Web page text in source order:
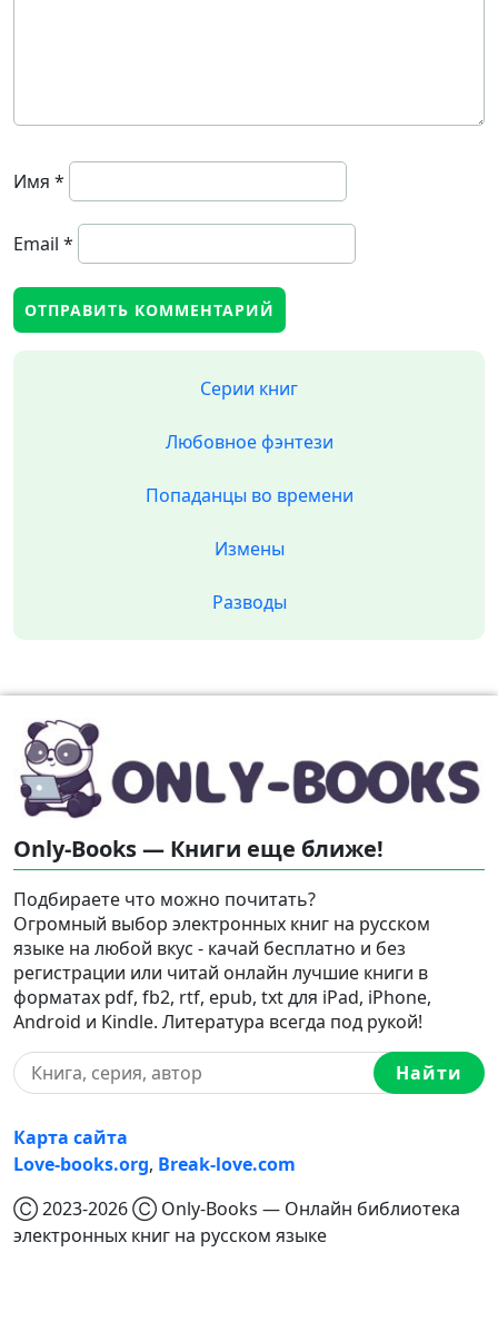
Имя *
Email *
Серии книг
Любовное фэнтези
Попаданцы во времени
Измены
Разводы
Only-Books — Книги еще ближе!
Подбираете что можно почитать?
Огромный выбор электронных книг на русском
языке на любой вкус - качай бесплатно и без
регистрации или читай онлайн лучшие книги в
форматах pdf, fb2, rtf, epub, txt для iPad, iPhone,
Android и Kindle. Литература всегда под рукой!
Найти
Карта сайта
Love-books.org, Break-love.com
Ⓒ 2023-2026 Ⓒ Only-Books — Онлайн библиотека
электронных книг на русском языке